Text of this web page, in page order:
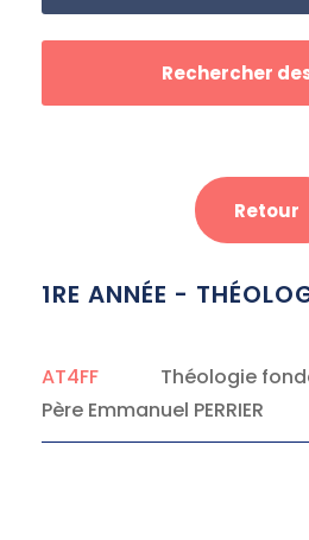
Retour
1RE ANNÉE -
AT4FF
Théologie
Père Emmanuel PERRIER